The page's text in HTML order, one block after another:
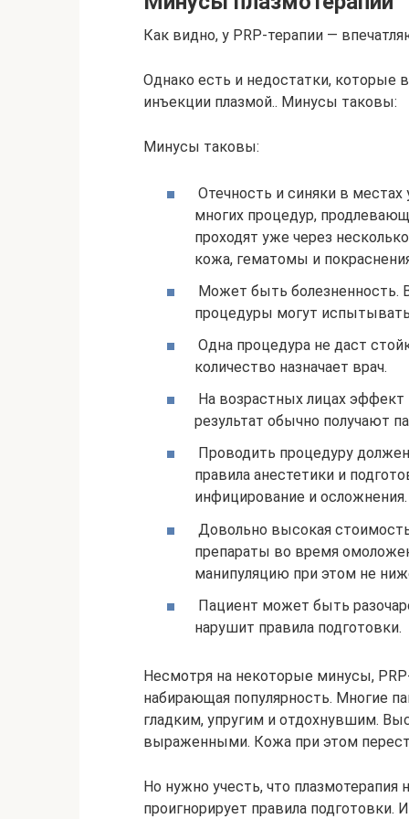
Как видно, у PRP-терапии —
Однако есть и недостатки, которые
инъекции плазмой.. Минусы таковы:
Минусы таковы:
Отечность и синяки в местах
многих процедур,
проходят уже через
кожа, гематомы и
Может быть
процедуры могут
Одна процедура не даст
количество назначает врач.
На возрастных лицах
результат обычно получают
Проводить процедуру
правила анестетики и
инфицирование и осложнения.
Довольно высокая
препараты во время
манипуляцию при этом не
Пациент может быть
нарушит правила подготовки.
Несмотря на некоторые минусы,
набирающая популярность. Многие
гладким, упругим и отдохнувшим.
выраженными. Кожа при этом
Но нужно учесть, что
проигнорирует правила подготовки.